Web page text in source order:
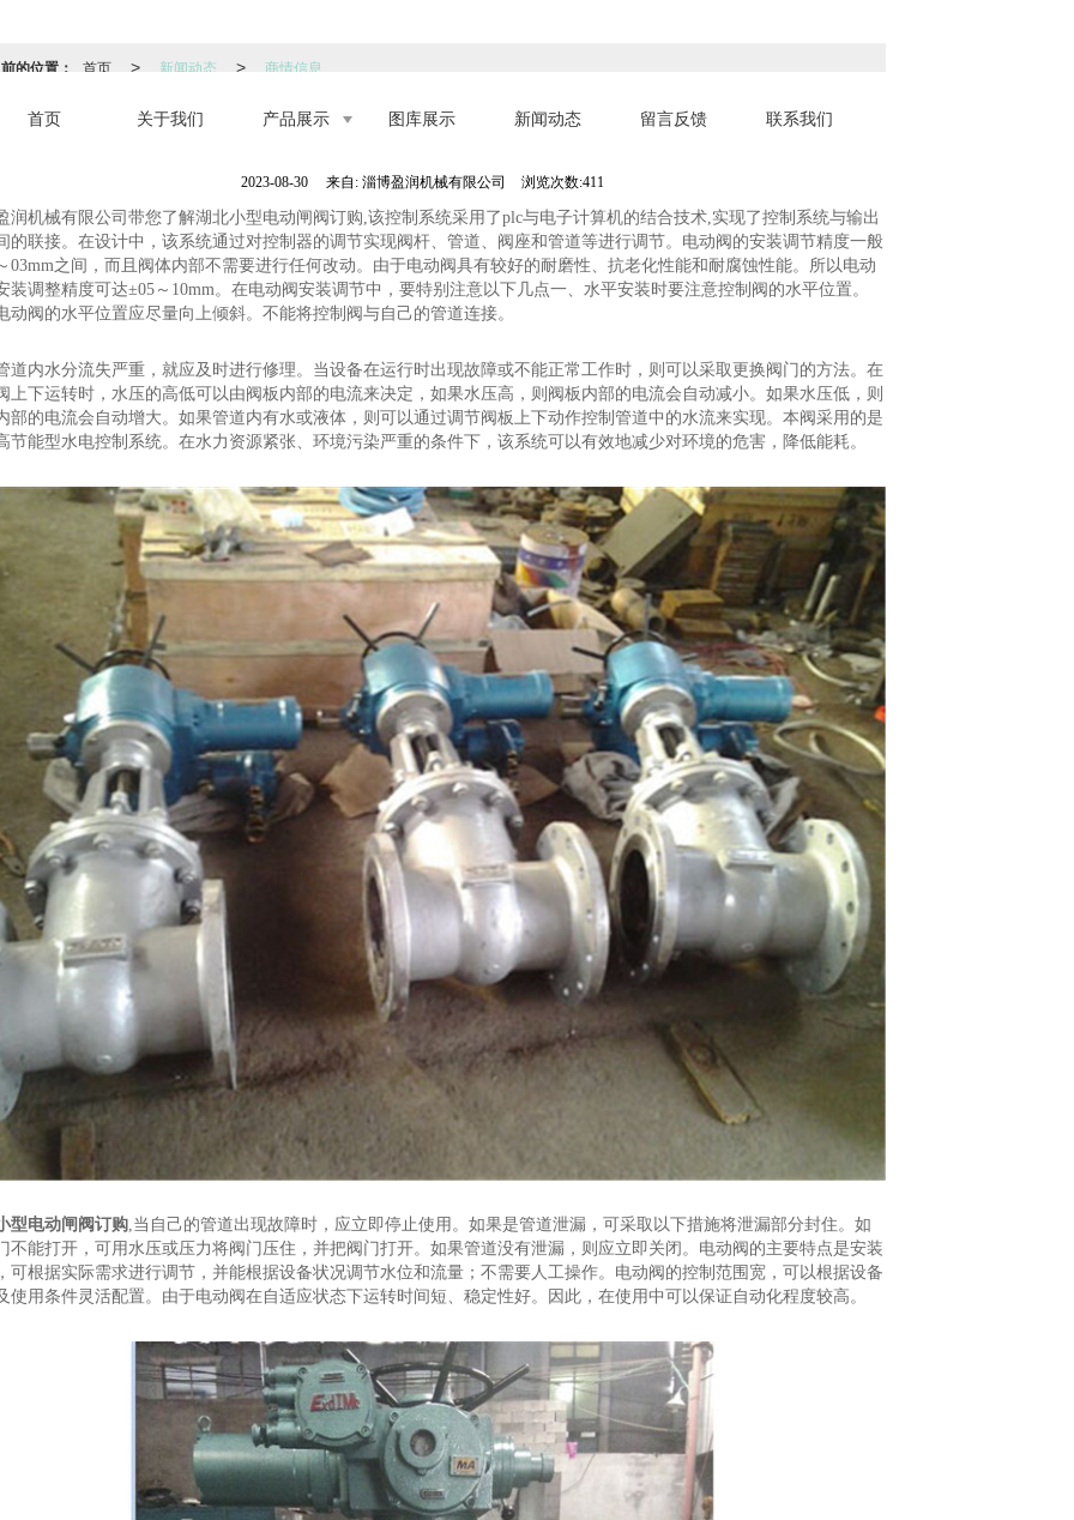
首页 关于我们 产品展示 图库展示 新闻动态 留言反馈 联系我们
的位置： 首页 > 新闻动态 > 商情信息
湖北小型电动闸阀订购,电动配水闸阀供应
2023-08-30 来自:淄博盈润机械有限公司 浏览次数:411
润机械有限公司带您了解湖北小型电动闸阀订购,该控制系统采用了plc与电子计算机的结合技术,实现了控制系统与输出
的联接。在设计中，该系统通过对控制器的调节实现阀杆、管道、阀座和管道等进行调节。电动阀的安装调节精度一般
03mm之间，而且阀体内部不需要进行任何改动。由于电动阀具有较好的耐磨性、抗老化性能和耐腐蚀性能。所以电动
装调整精度可达±05～10mm。在电动阀安装调节中，要特别注意以下几点一、水平安装时要注意控制阀的水平位置。
动阀的水平位置应尽量向上倾斜。不能将控制阀与自己的管道连接。
道内水分流失严重，就应及时进行修理。当设备在运行时出现故障或不能正常工作时，则可以采取更换阀门的方法。在
上下运转时，水压的高低可以由阀板内部的电流来决定，如果水压高，则阀板内部的电流会自动减小。如果水压低，则
部的电流会自动增大。如果管道内有水或液体，则可以通过调节阀板上下动作控制管道中的水流来实现。本阀采用的是
节能型水电控制系统。在水力资源紧张、环境污染严重的条件下，该系统可以有效地减少对环境的危害，降低能耗。
型电动闸阀订购,当自己的管道出现故障时，应立即停止使用。如果是管道泄漏，可采取以下措施将泄漏部分封住。如
不能打开，可用水压或压力将阀门压住，并把阀门打开。如果管道没有泄漏，则应立即关闭。电动阀的主要特点是安装
可根据实际需求进行调节，并能根据设备状况调节水位和流量；不需要人工操作。电动阀的控制范围宽，可以根据设备
使用条件灵活配置。由于电动阀在自适应状态下运转时间短、稳定性好。因此，在使用中可以保证自动化程度较高。